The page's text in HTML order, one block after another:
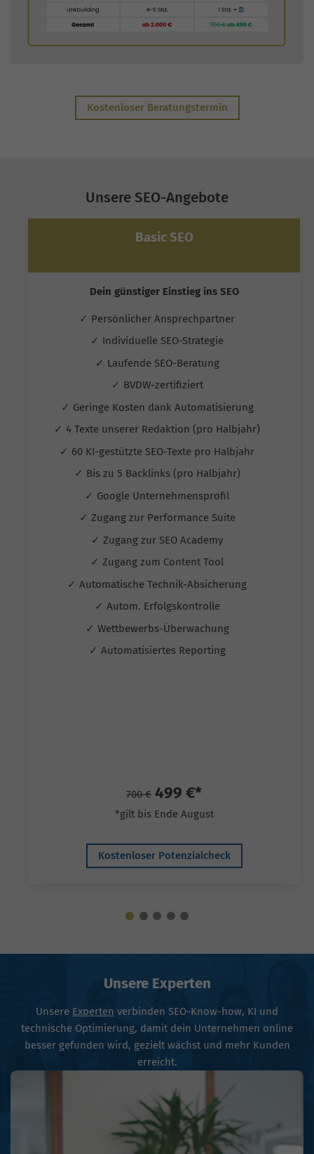
Kostenloser Beratungstermin
Unsere SEO-Angebote
Basic SEO
Dein günstiger Einstieg ins SEO
✓ Persönlicher Ansprechpartner
✓ Individuelle SEO-Strategie
✓ Laufende SEO-Beratung
✓ BVDW-zertifiziert
✓ Geringe Kosten dank Automatisierung
✓ 4 Texte unserer Redaktion (pro Halbjahr)
✓ 60 KI-gestützte SEO-Texte pro Halbjahr
✓ Bis zu 5 Backlinks (pro Halbjahr)
✓ Google Unternehmensprofil
✓ Zugang zur Performance Suite
✓ Zugang zur SEO Academy
✓ Zugang zum Content Tool
✓ Automatische Technik-Absicherung
✓ Autom. Erfolgskontrolle
✓ Wettbewerbs-Überwachung
✓ Automatisiertes Reporting
700 € 499 €*
*gilt bis Ende August
Kostenloser Potenzialcheck
Unsere Experten
Unsere Experten verbinden SEO-Know-how, KI und
technische Optimierung, damit dein Unternehmen online
besser gefunden wird, gezielt wächst und mehr Kunden
erreicht.